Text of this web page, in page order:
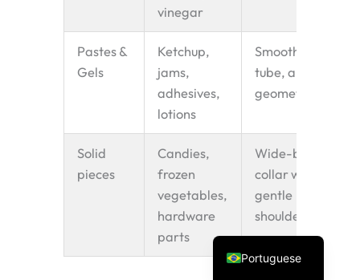
vinegar
Pastes &
Gels
Ketchup,
jams,
adhesives,
lotions
Smooth bore
tube, anti-drip
geometry
Solid
pieces
Candies,
frozen
vegetables,
hardware
parts
Wide-bore
collar with
gentle
shoulder angle
Portuguese
Russian
Arabic
Turkish
Spanish